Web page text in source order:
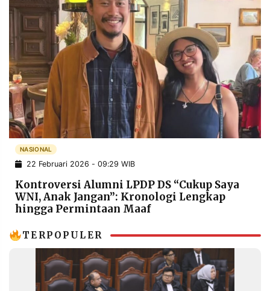
DAERAH NASIONAL
MANCA SPORT
INFORMASI
PRIVACY
POLICY
BERITA
WARGA
INFORMASI
IKLAN
KIRIM
PENGADUAN TERM
OF
SERVICE
IKUTI
NASIONAL
22 Februari 2026 - 09:29 WIB
Kontroversi Alumni LPDP DS “Cukup Saya
WNI, Anak Jangan”: Kronologi Lengkap
hingga Permintaan Maaf
TERPOPULER